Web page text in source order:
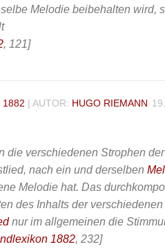
Melodie beibehalten wird,
, 121]
1882 | AUTOR: HUGO RIEMANN
die verschiedenen Strophen
nach ein und derselben
Melodie hat. Das
des Inhalts der verschiedenen
nur im allgemeinen die
1882, 232]